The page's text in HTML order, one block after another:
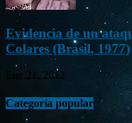
Evidencia de un
Colares (Brasil, 1977)
Ene 21, 2012
Categoría popular